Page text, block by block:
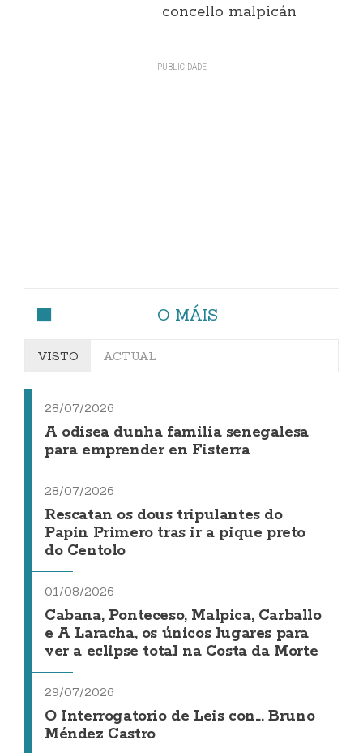
concello malpicán
O MÁIS
VISTO ACTUAL
28/07/2026
A odisea dunha familia senegalesa
para emprender en Fisterra
28/07/2026
Rescatan os dous tripulantes do
Papin Primero tras ir a pique preto
do Centolo
01/08/2026
Cabana, Ponteceso, Malpica, Carballo
e A Laracha, os únicos lugares para
ver a eclipse total na Costa da Morte
29/07/2026
O Interrogatorio de Leis con... Bruno
Méndez Castro